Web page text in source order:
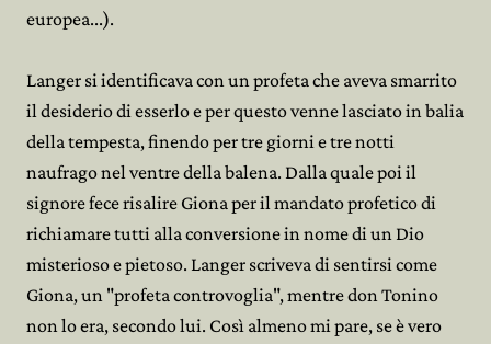
europea...).
Langer si identificava con un profeta che aveva smarrito
il desiderio di esserlo e per questo venne lasciato in balia
della tempesta, finendo per tre giorni e tre notti
naufrago nel ventre della balena. Dalla quale poi il
signore fece risalire Giona per il mandato profetico di
richiamare tutti alla conversione in nome di un Dio
misterioso e pietoso. Langer scriveva di sentirsi come
Giona, un "profeta controvoglia", mentre don Tonino
non lo era, secondo lui. Così almeno mi pare, se è vero